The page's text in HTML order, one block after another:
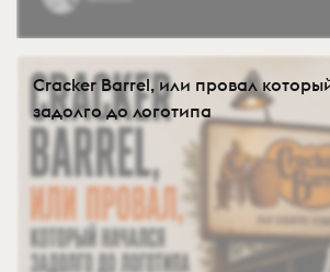
Cracker Barrel, или провал
задолго до логотипа